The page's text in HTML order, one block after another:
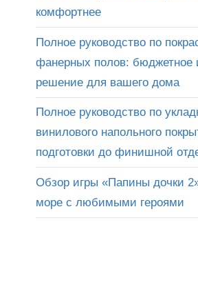
комфортнее
Полное руководство по
фанерных полов: бюджетное
решение для вашего дома
Полное руководство по
винилового напольного
подготовки до финишной
Обзор игры «Папины дочки
море с любимыми героями